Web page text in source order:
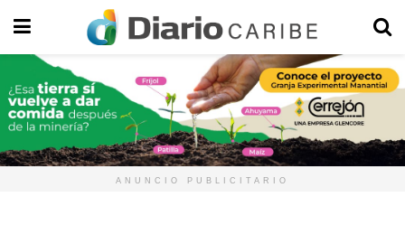
ANUNCIO PUBLICITARIO